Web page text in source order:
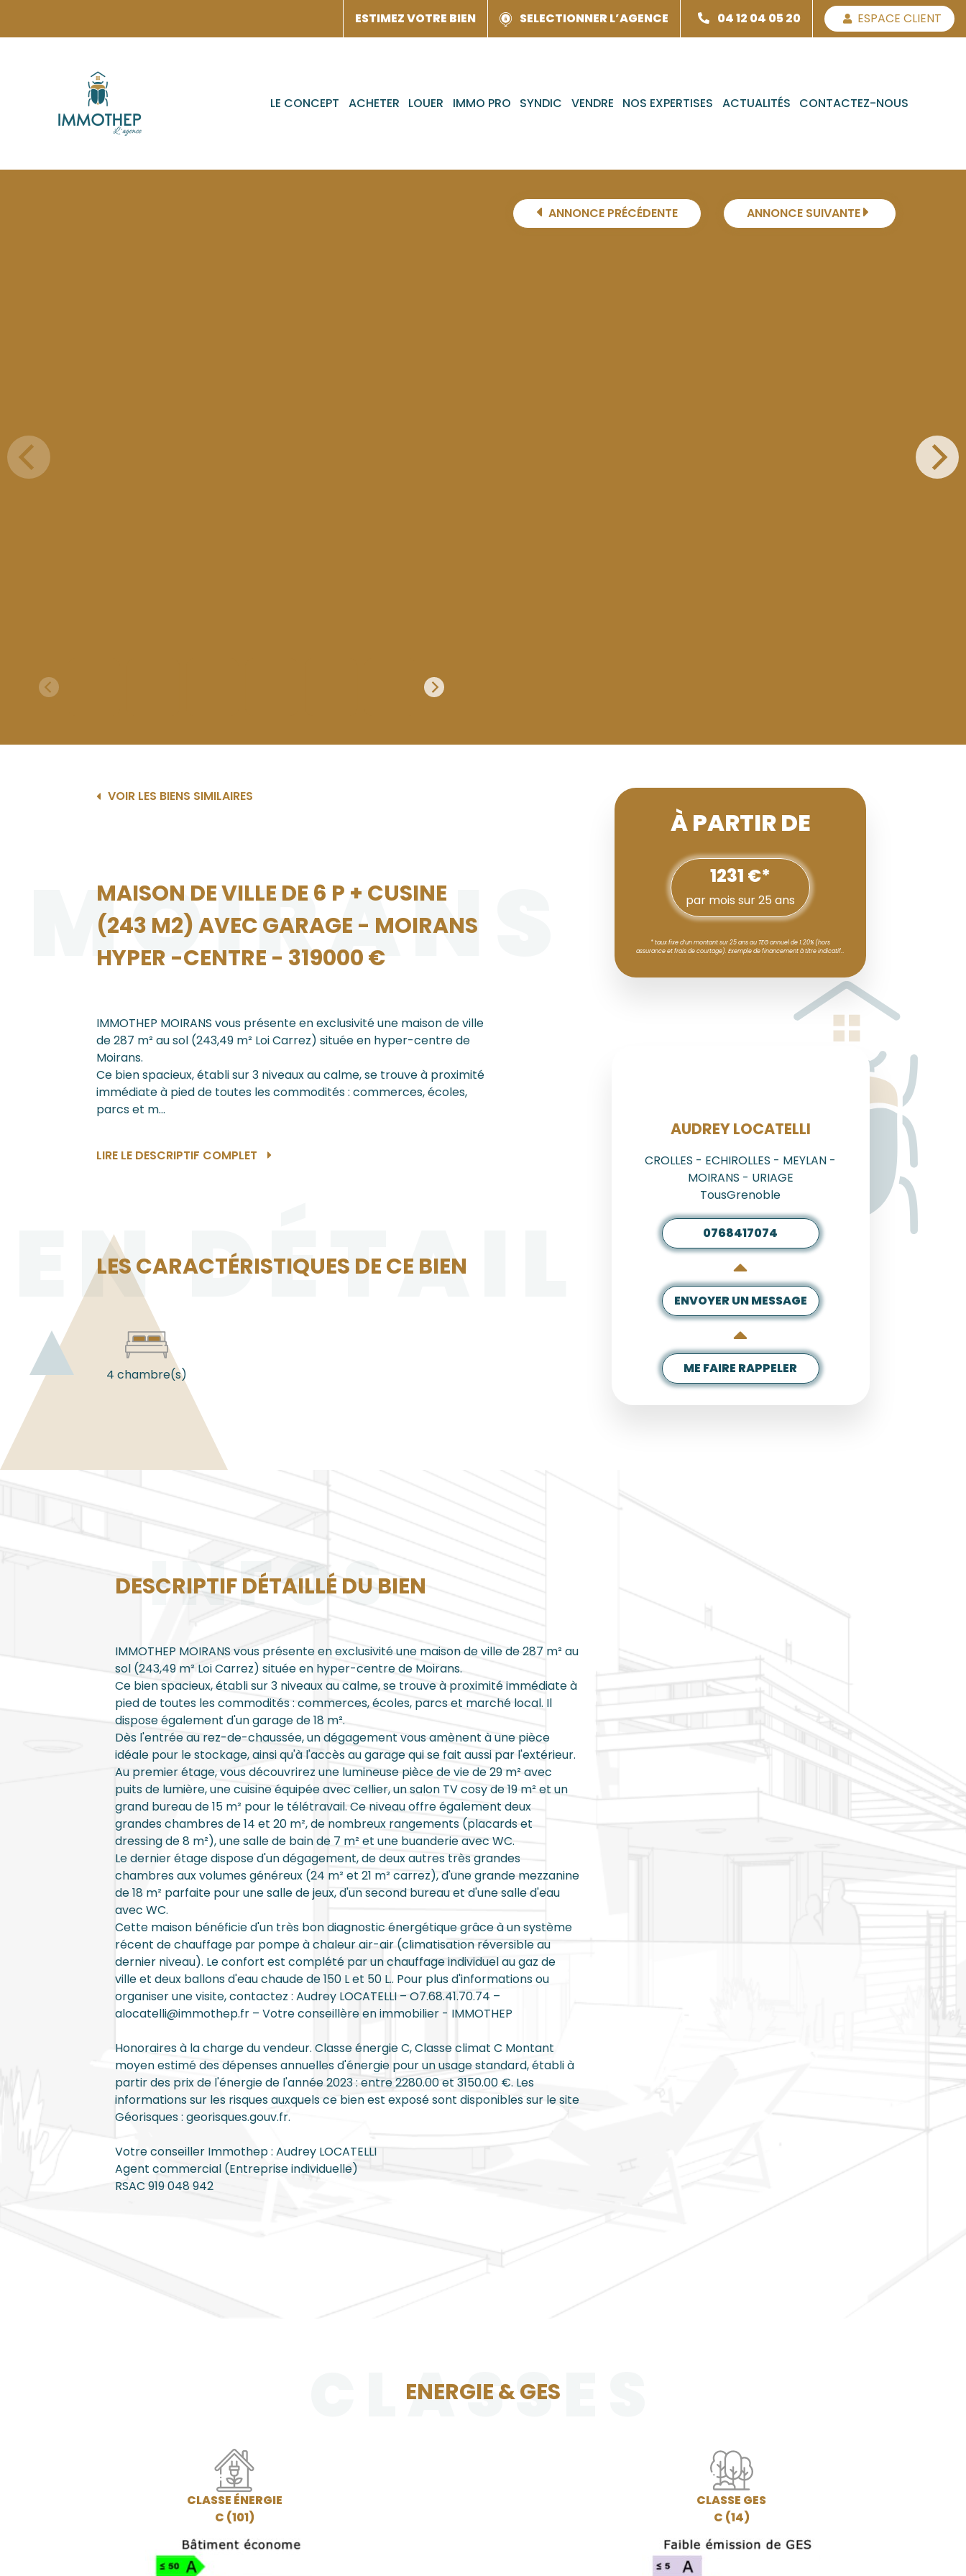
ESTIMEZ VOTRE BIEN SELECTIONNER L’AGENCE 04 12 04 05 20 ESPACE CLIENT
LE CONCEPT ACHETER LOUER IMMO PRO SYNDIC VENDRE NOS EXPERTISES ACTUALITÉS CONTACTEZ-NOUS
ANNONCE PRÉCÉDENTE ANNONCE SUIVANTE
VOIR LES BIENS SIMILAIRES
MOIRANS
MAISON DE VILLE DE 6 P + CUSINE
(243 M2) AVEC GARAGE - MOIRANS
HYPER -CENTRE - 319000 €
IMMOTHEP MOIRANS vous présente en exclusivité une maison de ville
de 287 m² au sol (243,49 m² Loi Carrez) située en hyper-centre de
Moirans.
Ce bien spacieux, établi sur 3 niveaux au calme, se trouve à proximité
immédiate à pied de toutes les commodités : commerces, écoles,
parcs et m...
LIRE LE DESCRIPTIF COMPLET
EN DÉTAIL
LES CARACTÉRISTIQUES DE CE BIEN
4 chambre(s)
À PARTIR DE
1231 €*
par mois sur 25 ans
* taux fixe d’un montant sur 25 ans au TEG annuel de 1.20% (hors
assurance et frais de courtage). Exemple de financement à titre indicatif…
AGENT
AUDREY LOCATELLI
CROLLES - ECHIROLLES - MEYLAN -
MOIRANS - URIAGE
TousGrenoble
0768417074
ENVOYER UN MESSAGE
ME FAIRE RAPPELER
INFOS
DESCRIPTIF DÉTAILLÉ DU BIEN
IMMOTHEP MOIRANS vous présente en exclusivité une maison de ville de 287 m² au
sol (243,49 m² Loi Carrez) située en hyper-centre de Moirans.
Ce bien spacieux, établi sur 3 niveaux au calme, se trouve à proximité immédiate à
pied de toutes les commodités : commerces, écoles, parcs et marché local. Il
dispose également d'un garage de 18 m².
Dès l'entrée au rez-de-chaussée, un dégagement vous amènent à une pièce
idéale pour le stockage, ainsi qu'à l'accès au garage qui se fait aussi par l'extérieur.
Au premier étage, vous découvrirez une lumineuse pièce de vie de 29 m² avec
puits de lumière, une cuisine équipée avec cellier, un salon TV cosy de 19 m² et un
grand bureau de 15 m² pour le télétravail. Ce niveau offre également deux
grandes chambres de 14 et 20 m², de nombreux rangements (placards et
dressing de 8 m²), une salle de bain de 7 m² et une buanderie avec WC.
Le dernier étage dispose d'un dégagement, de deux autres très grandes
chambres aux volumes généreux (24 m² et 21 m² carrez), d'une grande mezzanine
de 18 m² parfaite pour une salle de jeux, d'un second bureau et d'une salle d'eau
avec WC.
Cette maison bénéficie d'un très bon diagnostic énergétique grâce à un système
récent de chauffage par pompe à chaleur air-air (climatisation réversible au
dernier niveau). Le confort est complété par un chauffage individuel au gaz de
ville et deux ballons d'eau chaude de 150 L et 50 L.. Pour plus d'informations ou
organiser une visite, contactez : Audrey LOCATELLI – O7.68.41.70.74 –
alocatelli@immothep.fr – Votre conseillère en immobilier - IMMOTHEP
Honoraires à la charge du vendeur. Classe énergie C, Classe climat C Montant
moyen estimé des dépenses annuelles d'énergie pour un usage standard, établi à
partir des prix de l'énergie de l'année 2023 : entre 2280.00 et 3150.00 €. Les
informations sur les risques auxquels ce bien est exposé sont disponibles sur le site
Géorisques : georisques.gouv.fr.
Votre conseiller Immothep : Audrey LOCATELLI
Agent commercial (Entreprise individuelle)
RSAC 919 048 942
CLASSES
ENERGIE & GES
CLASSE ÉNERGIE
C (101)
CLASSE GES
C (14)